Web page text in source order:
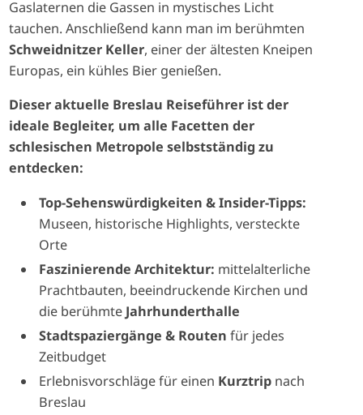
Gaslaternen die Gassen in mystisches Licht
tauchen. Anschließend kann man im berühmten
Schweidnitzer Keller, einer der ältesten Kneipen
Europas, ein kühles Bier genießen.
Dieser aktuelle Breslau Reiseführer ist der
ideale Begleiter, um alle Facetten der
schlesischen Metropole selbstständig zu
entdecken:
Top-Sehenswürdigkeiten & Insider-Tipps:
Museen, historische Highlights, versteckte
Orte
Faszinierende Architektur: mittelalterliche
Prachtbauten, beeindruckende Kirchen und
die berühmte Jahrhunderthalle
Stadtspaziergänge & Routen für jedes
Zeitbudget
Erlebnisvorschläge für einen Kurztripnach
Breslau